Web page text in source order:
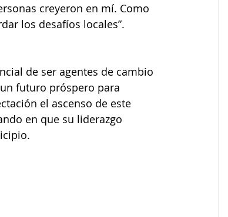
creyeron en mí. Como
los desafíos locales”.
de ser agentes de cambio
futuro próspero para
el ascenso de este
en que su liderazgo